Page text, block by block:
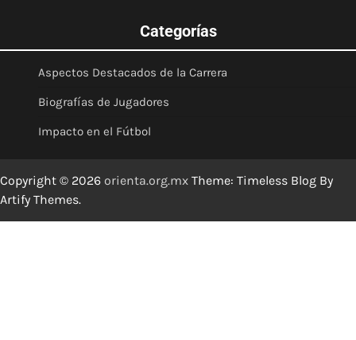
Categorías
Aspectos Destacados de la Carrera
Biografías de Jugadores
Impacto en el Fútbol
Copyright © 2026 orienta.org.mx Theme: Timeless Blog By
Artify Themes.